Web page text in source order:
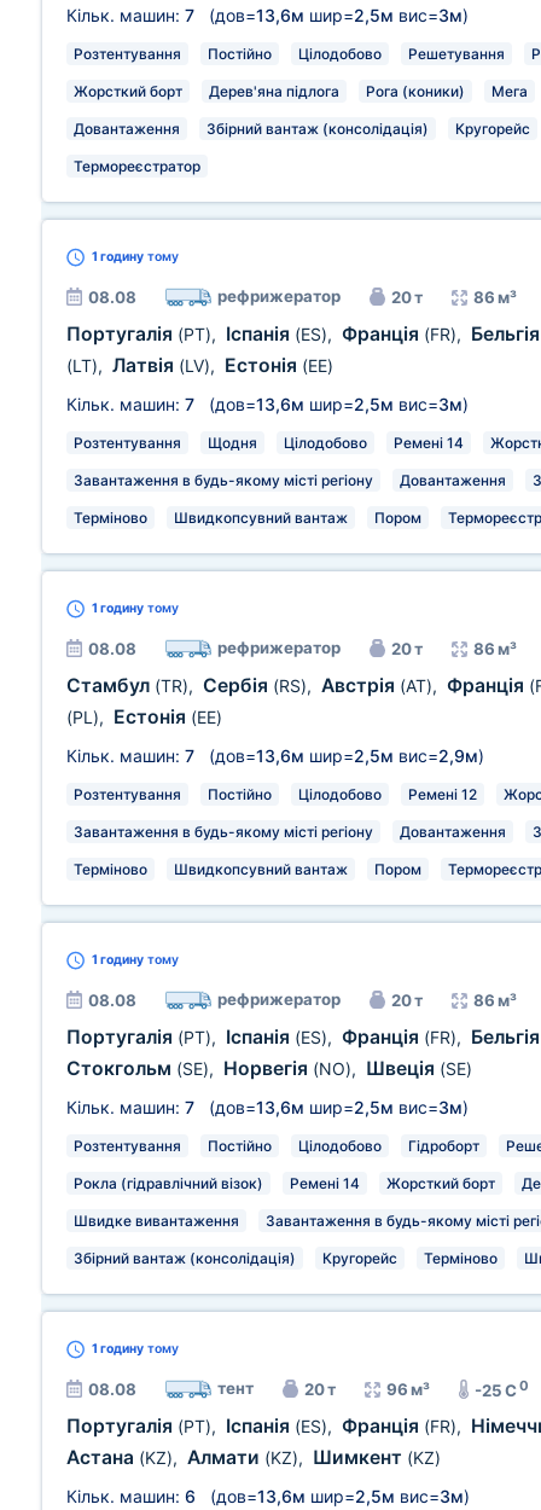
Кільк. машин: 7 (дов=13,6м шир=2,5м вис=3м)
Розтентування Постійно Цілодобово Решетування
Жорсткий борт Дерев'яна підлога Рога (коники) Мега
Довантаження Збірний вантаж (консолідація) Кругорейс
Термореєстратор
1 годину тому
08.08 рефрижератор 20 т 86 м³
Португалія (PT), Іспанія (ES), Франція (FR),
(LT), Латвія (LV), Естонія (EE)
Кільк. машин: 7 (дов=13,6м шир=2,5м вис=3м)
Розтентування Щодня Цілодобово Ремені 14
Завантаження в будь-якому місті регіону Довантаження
Терміново Швидкопсувний вантаж Пором
1 годину тому
08.08 рефрижератор 20 т 86 м³
Стамбул (TR), Сербія (RS), Австрія (AT), Франція
(PL), Естонія (EE)
Кільк. машин: 7 (дов=13,6м шир=2,5м вис=2,9м)
Розтентування Постійно Цілодобово Ремені 12
Завантаження в будь-якому місті регіону Довантаження
Терміново Швидкопсувний вантаж Пором
1 годину тому
08.08 рефрижератор 20 т 86 м³
Португалія (PT), Іспанія (ES), Франція (FR),
Стокгольм (SE), Норвегія (NO), Швеція (SE)
Кільк. машин: 7 (дов=13,6м шир=2,5м вис=3м)
Розтентування Постійно Цілодобово Гідроборт
Рокла (гідравлічний візок) Ремені 14 Жорсткий борт
Швидке вивантаження Завантаження в будь-якому місті
Збірний вантаж (консолідація) Кругорейс Терміново
1 годину тому
08.08 тент 20 т 96 м³ -25 C0
Португалія (PT), Іспанія (ES), Франція (FR),
Астана (KZ), Алмати (KZ), Шимкент (KZ)
Кільк. машин: 6 (дов=13,6м шир=2,5м вис=3м)